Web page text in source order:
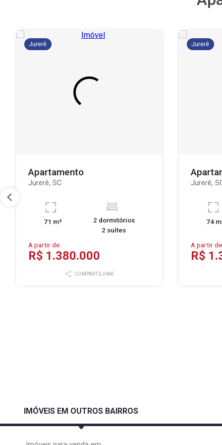
Jurerê
Apartamento
Jurerê, SC
71 m²
2 dormitórios
2 suítes
A partir de:
R$ 1.380.000
COMPARTILHAR
Jurerê
Jurerê,
74
A partir
R$
IMÓVEIS EM OUTROS BAIRROS